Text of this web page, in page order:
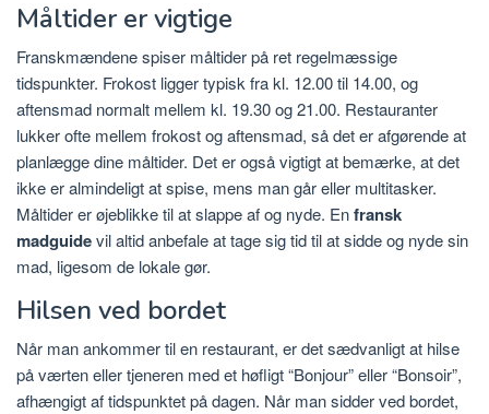
Måltider er vigtige
Franskmændene spiser måltider på ret regelmæssige
tidspunkter. Frokost ligger typisk fra kl. 12.00 til 14.00, og
aftensmad normalt mellem kl. 19.30 og 21.00. Restauranter
lukker ofte mellem frokost og aftensmad, så det er afgørende at
planlægge dine måltider. Det er også vigtigt at bemærke, at det
ikke er almindeligt at spise, mens man går eller multitasker.
Måltider er øjeblikke til at slappe af og nyde. Enfransk
madguidevil altid anbefale at tage sig tid til at sidde og nyde sin
mad, ligesom de lokale gør.
Hilsen ved bordet
Når man ankommer til en restaurant, er det sædvanligt at hilse
på værten eller tjeneren med et høfligt “Bonjour” eller “Bonsoir”,
afhængigt af tidspunktet på dagen. Når man sidder ved bordet,